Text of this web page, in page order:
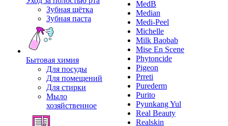
Зубная щётка
Зубная паста
Бытовая химия
Для посуды
Для помещений
Для стирки
Мыло
хозяйственное
MedB
Median
Medi-Peel
Michelle
Milk Baobab
Mise En Scene
Phytoncide
Pigeon
Prreti
Purederm
Purito
Pyunkang Yul
Real Beauty
Realskin